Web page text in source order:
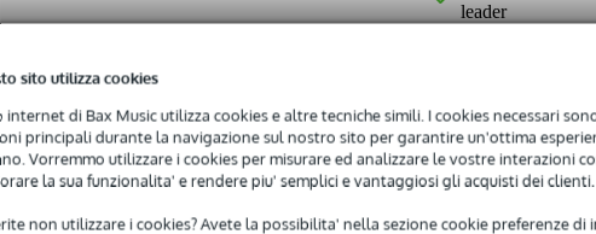
sito utilizza cookies
internet di Bax Music utilizza cookies e altre tecniche simili. I cookies necessari
principali durante la navigazione sul nostro sito per garantire un'ottima
Vorremmo utilizzare i cookies per misurare ed analizzare le vostre interazioni
la sua funzionalita' e rendere piu' semplici e vantaggiosi gli acquisti dei clienti.
non utilizzare i cookies? Avete la possibilita' nella sezione cookie preferenze di
leader